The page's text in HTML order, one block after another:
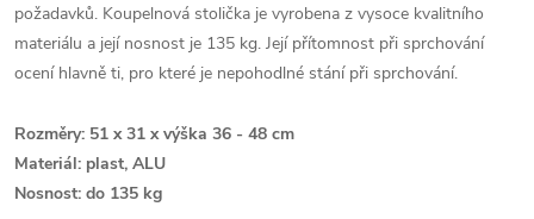
požadavků. Koupelnová stolička je vyrobena z vysoce kvalitního
materiálu a její nosnost je 135 kg. Její přítomnost při sprchování
ocení hlavně ti, pro které je nepohodlné stání při sprchování.
Rozměry: 51 x 31 x výška 36 - 48 cm
Materiál: plast, ALU
Nosnost: do 135 kg